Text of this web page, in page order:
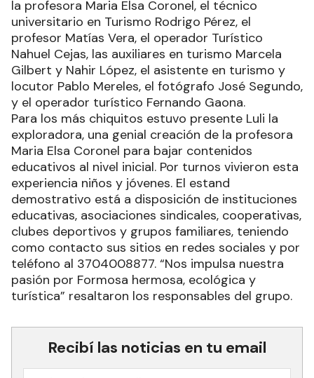
la profesora Maria Elsa Coronel, el técnico
universitario en Turismo Rodrigo Pérez, el
profesor Matías Vera, el operador Turístico
Nahuel Cejas, las auxiliares en turismo Marcela
Gilbert y Nahir López, el asistente en turismo y
locutor Pablo Mereles, el fotógrafo José Segundo,
y el operador turístico Fernando Gaona.
Para los más chiquitos estuvo presente Luli la
exploradora, una genial creación de la profesora
Maria Elsa Coronel para bajar contenidos
educativos al nivel inicial. Por turnos vivieron esta
experiencia niños y jóvenes. El estand
demostrativo está a disposición de instituciones
educativas, asociaciones sindicales, cooperativas,
clubes deportivos y grupos familiares, teniendo
como contacto sus sitios en redes sociales y por
teléfono al 3704008877. “Nos impulsa nuestra
pasión por Formosa hermosa, ecológica y
turística” resaltaron los responsables del grupo.
Recibí las noticias en tu email